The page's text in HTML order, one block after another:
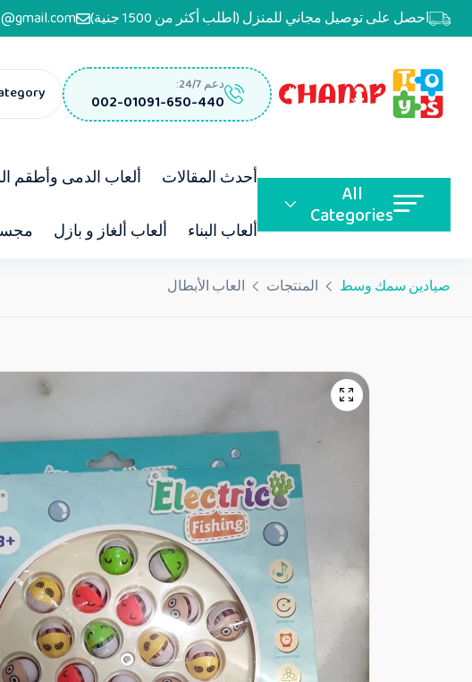
احصل على توصيل مجاني للمنزل (اطلب أكثر من 1500 جنية)
دعم 24/7:
002-01091-650-440
All
Categories
أحدث المقالات ألعاب الدمى وأطقم
ألعاب البناء ألعاب ألغاز و بازل
صيادين سمك وسط المنتجات العاب الأبطال